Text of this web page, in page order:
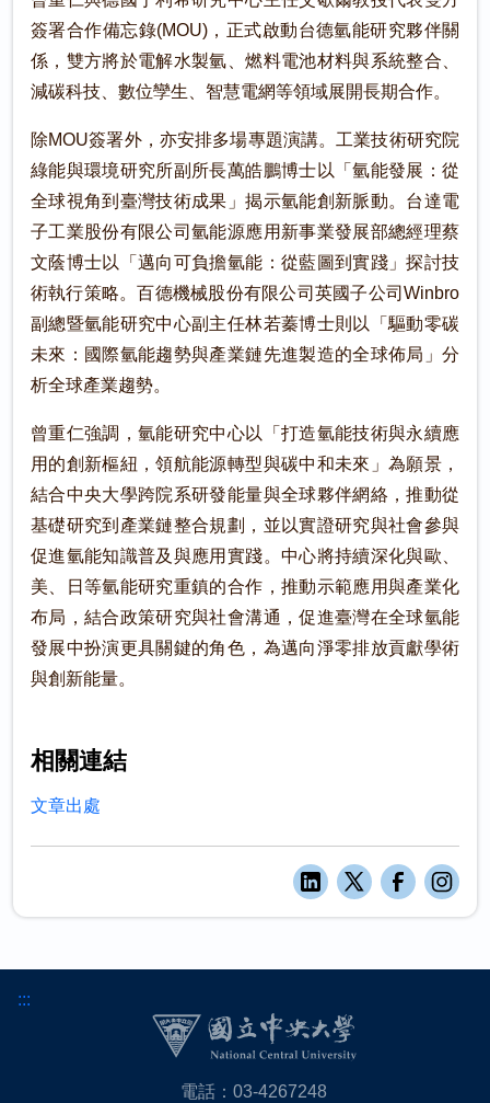
簽署合作備忘錄(MOU)，正式啟動台德氫能研究夥伴關
係，雙方將於電解水製氫、燃料電池材料與系統整合、
減碳科技、數位孿生、智慧電網等領域展開長期合作。
除MOU簽署外，亦安排多場專題演講。工業技術研究院
綠能與環境研究所副所長萬皓鵬博士以「氫能發展：從
全球視角到臺灣技術成果」揭示氫能創新脈動。台達電
子工業股份有限公司氫能源應用新事業發展部總經理蔡
文蔭博士以「邁向可負擔氫能：從藍圖到實踐」探討技
術執行策略。百德機械股份有限公司英國子公司Winbro
副總暨氫能研究中心副主任林若蓁博士則以「驅動零碳
未來：國際氫能趨勢與產業鏈先進製造的全球佈局」分
析全球產業趨勢。
曾重仁強調，氫能研究中心以「打造氫能技術與永續應
用的創新樞紐，領航能源轉型與碳中和未來」為願景，
結合中央大學跨院系研發能量與全球夥伴網絡，推動從
基礎研究到產業鏈整合規劃，並以實證研究與社會參與
促進氫能知識普及與應用實踐。中心將持續深化與歐、
美、日等氫能研究重鎮的合作，推動示範應用與產業化
布局，結合政策研究與社會溝通，促進臺灣在全球氫能
發展中扮演更具關鍵的角色，為邁向淨零排放貢獻學術
與創新能量。
相關連結
文章出處
:::
電話：03-4267248